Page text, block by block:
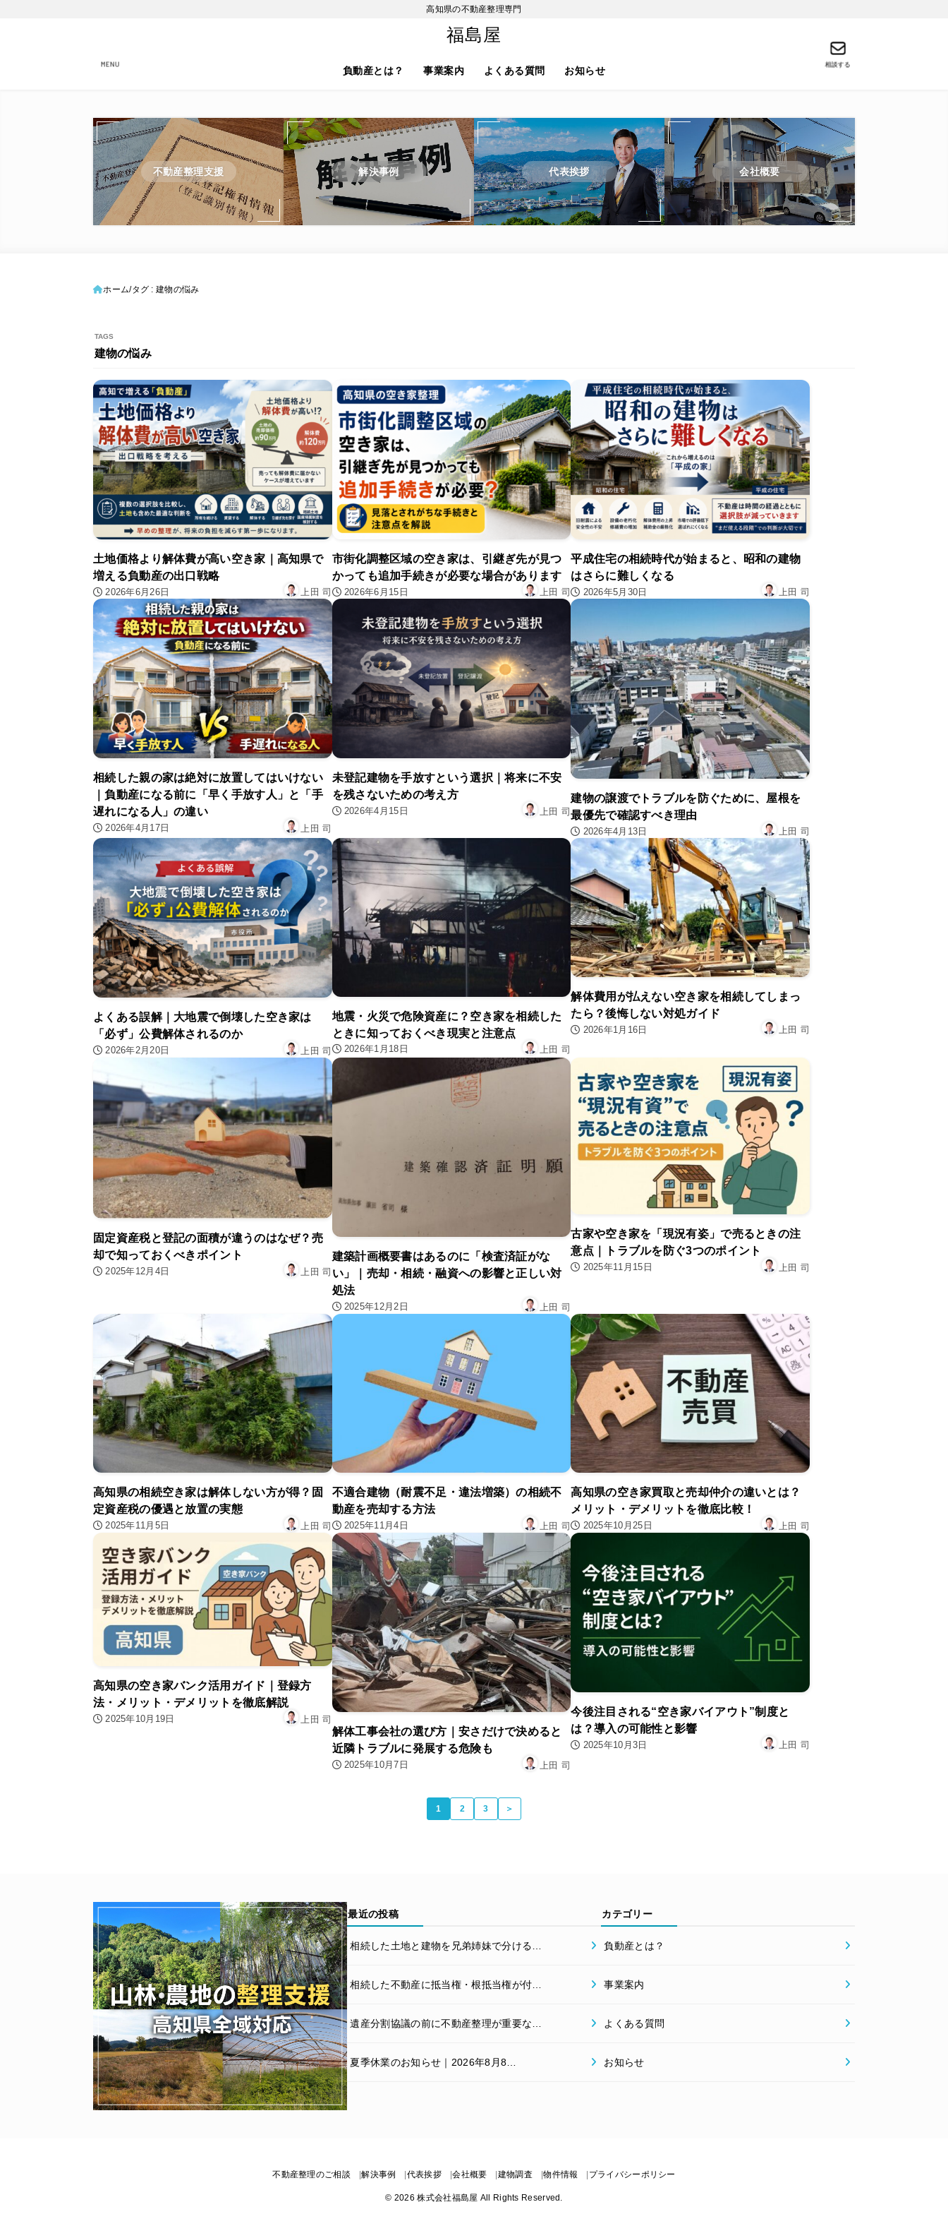
高知県の不動産整理専門
福島屋
負動産とは？ 事業案内 よくある質問 お知らせ
相談する
MENU
不動産整理支援 解決事例 代表挨拶 会社概要
ホーム タグ : 建物の悩み
建物の悩み
土地価格より解体費が高い空き家｜高知県で
増える負動産の出口戦略
2026年6月26日 上田 司
市街化調整区域の空き家は、引継ぎ先が見つ
かっても追加手続きが必要な場合があります
2026年6月15日 上田 司
平成住宅の相続時代が始まると、昭和の建物
はさらに難しくなる
2026年5月30日 上田 司
相続した親の家は絶対に放置してはいけない
｜負動産になる前に「早く手放す人」と「手
遅れになる人」の違い
2026年4月17日 上田 司
未登記建物を手放すという選択｜将来に不安
を残さないための考え方
2026年4月15日 上田 司
建物の譲渡でトラブルを防ぐために、屋根を
最優先で確認すべき理由
2026年4月13日 上田 司
よくある誤解｜大地震で倒壊した空き家は
「必ず」公費解体されるのか
2026年2月20日 上田 司
地震・火災で危険資産に？空き家を相続した
ときに知っておくべき現実と注意点
2026年1月18日 上田 司
解体費用が払えない空き家を相続してしまっ
たら？後悔しない対処ガイド
2026年1月16日 上田 司
固定資産税と登記の面積が違うのはなぜ？売
却で知っておくべきポイント
2025年12月4日 上田 司
建築計画概要書はあるのに「検査済証がな
い」｜売却・相続・融資への影響と正しい対
処法
2025年12月2日 上田 司
古家や空き家を「現況有姿」で売るときの注
意点｜トラブルを防ぐ3つのポイント
2025年11月15日 上田 司
高知県の相続空き家は解体しない方が得？固
定資産税の優遇と放置の実態
2025年11月5日 上田 司
不適合建物（耐震不足・違法増築）の相続不
動産を売却する方法
2025年11月4日 上田 司
高知県の空き家買取と売却仲介の違いとは？
メリット・デメリットを徹底比較！
2025年10月25日 上田 司
高知県の空き家バンク活用ガイド｜登録方
法・メリット・デメリットを徹底解説
2025年10月19日 上田 司
解体工事会社の選び方｜安さだけで決めると
近隣トラブルに発展する危険も
2025年10月7日 上田 司
今後注目される“空き家バイアウト”制度と
は？導入の可能性と影響
2025年10月3日 上田 司
1 2 3 ＞
最近の投稿
相続した土地と建物を兄弟姉妹で分ける…
相続した不動産に抵当権・根抵当権が付…
遺産分割協議の前に不動産整理が重要な…
夏季休業のお知らせ｜2026年8月8…
カテゴリー
負動産とは？
事業案内
よくある質問
お知らせ
不動産整理のご相談 解決事例 代表挨拶 会社概要 建物調査 物件情報 プライバシーポリシー
© 2026 株式会社福島屋 All Rights Reserved.